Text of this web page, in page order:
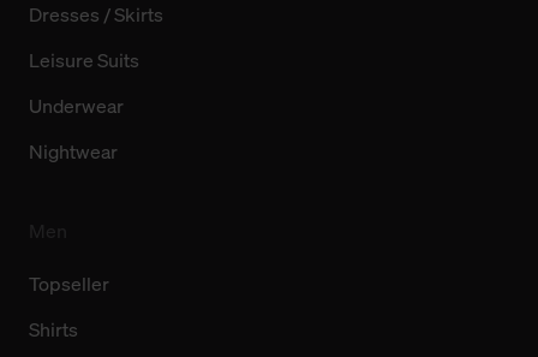
Dresses / Skirts
Leisure Suits
Underwear
Nightwear
Topseller
Shirts